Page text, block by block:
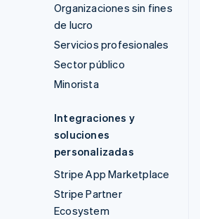
Organizaciones sin fines
de lucro
Servicios profesionales
Sector público
Minorista
Integraciones y
soluciones
personalizadas
Stripe App Marketplace
Stripe Partner
Ecosystem